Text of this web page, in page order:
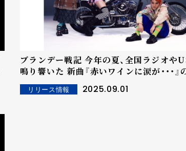
ブランデー戦記 今年の夏、全国ラジオやUSENで
鳴り響いた 新曲『赤いワインに涙が・・・』のライ
ブ映像を公開！
リリース情報 2025.09.01